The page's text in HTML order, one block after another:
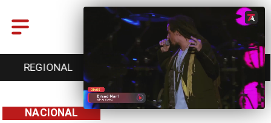
ENTRETENCIÓN DEPORTES CULTURA
NACIONAL